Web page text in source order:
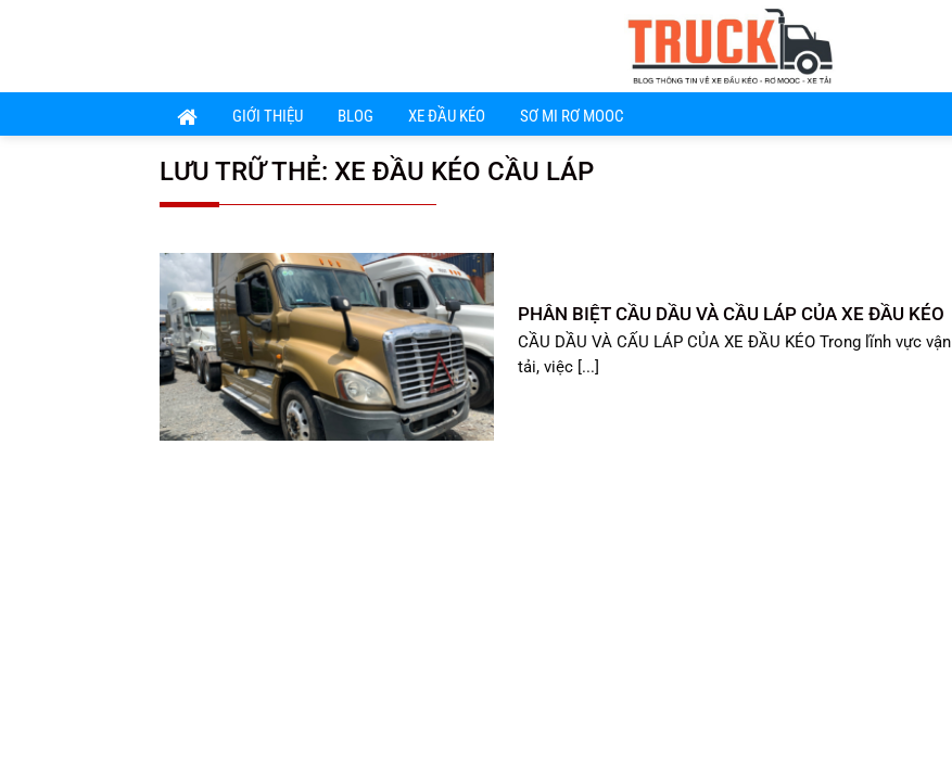
dung
GIỚI THIỆU BLOG XE ĐẦU KÉO SƠ MI RƠ MOOC
LƯU TRỮ THẺ: XE ĐẦU KÉO CẦU LÁP
PHÂN BIỆT CẦU DẦU VÀ CẦU LÁP CỦA XE ĐẦU KÉO
CẦU DẦU VÀ CẤU LÁP CỦA XE ĐẦU KÉO Trong lĩnh vực vận
tải, việc [...]